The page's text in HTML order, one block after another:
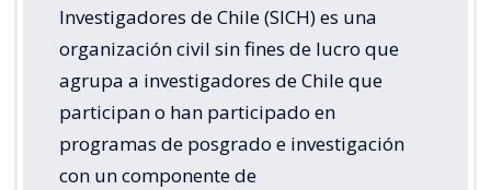
Investigadores de Chile (SICH) es una
organización civil sin fines de lucro que
agrupa a investigadores de Chile que
participan o han participado en
programas de posgrado e investigación
con un componente de